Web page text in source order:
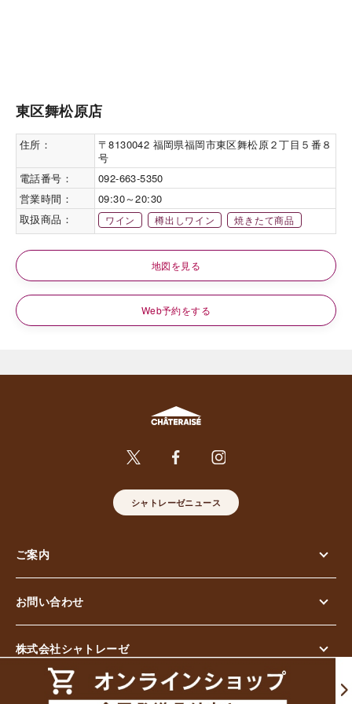
東区舞松原店
住所：
〒8130042 福岡県福岡市東区舞松原２丁目５番８
号
電話番号：
092-663-5350
営業時間：
09:30～20:30
取扱商品：
ワイン 樽出しワイン 焼きたて商品
地図を見る
Web予約をする
シャトレーゼニュース
ご案内
お問い合わせ
株式会社シャトレーゼ
© Chateraise Co.,Ltd. All Rights Reserved.